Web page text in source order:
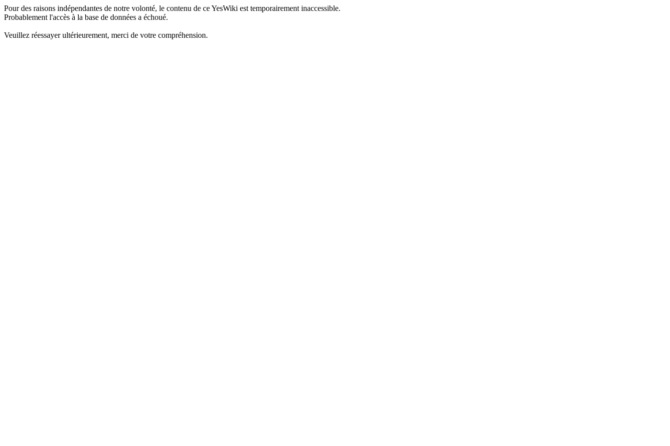
Pour des raisons indépendantes de notre volonté, le contenu de ce YesWiki est temporairement inaccessible.
Probablement l'accès à la base de données a échoué.
Veuillez réessayer ultérieurement, merci de votre compréhension.